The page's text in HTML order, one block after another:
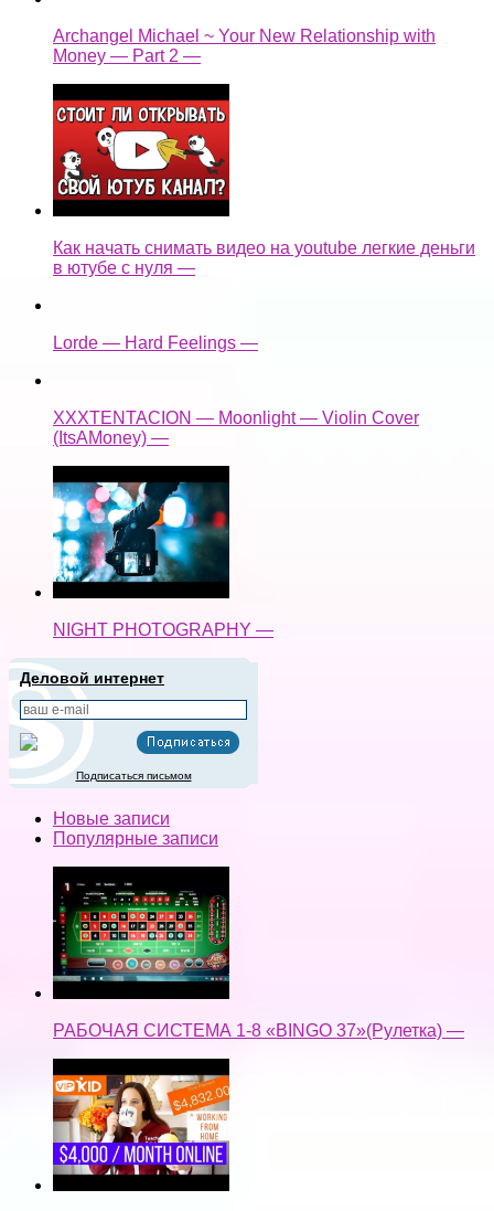
Archangel Michael ~ Your New Relationship with
Money — Part 2 —
Как начать снимать видео на youtube легкие деньги
в ютубе с нуля —
Lorde — Hard Feelings —
XXXTENTACION — Moonlight — Violin Cover
(ItsAMoney) —
NIGHT PHOTOGRAPHY —
Деловой интернет
Подписаться письмом
Новые записи
Популярные записи
РАБОЧАЯ СИСТЕМА 1-8 «BINGO 37»(Рулетка) —